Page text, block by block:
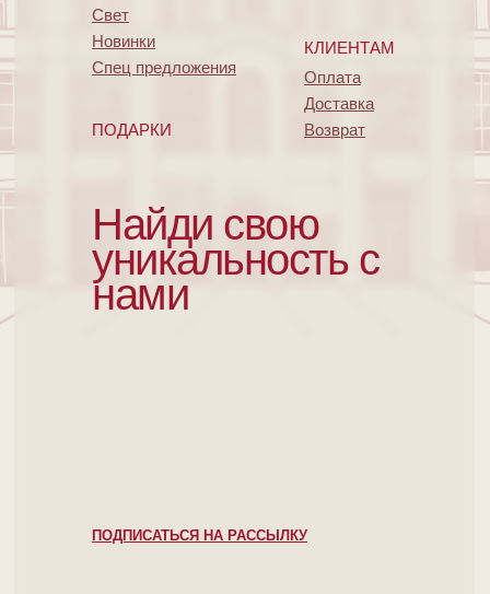
ПОДАРКИ
КЛИЕНТАМ
Свет
Новинки
Спец предложения
Оплата
Доставка
Возврат
Найди свою
уникальность с
нами
ПОДПИСАТЬСЯ НА РАССЫЛКУ